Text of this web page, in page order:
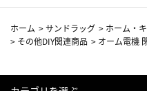
ホーム >サンドラッグ > ホーム・
> その他DIY関連商品 > オーム電機